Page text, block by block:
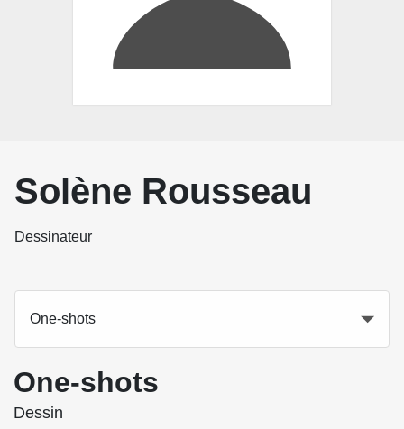
Solène Rousseau
Dessinateur
One-shots
One-shots
Dessin